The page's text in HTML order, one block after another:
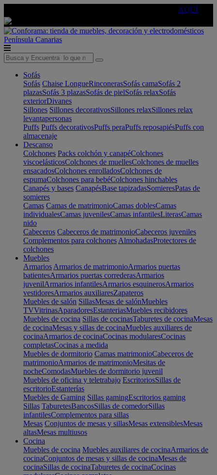
AQUÍ
Península Canarias
Sofás
Sofás Chaise LongueRinconerasSofás camaSofás 2
plazasSofás 3 plazasSofás de pielSofás relaxSofás
exteriorDivanes
Sillones Sillones decorativosSillones relaxSillones relax
levantapersonas
Puffs Puffs decorativosPuffs peraPuffs reposapiésPuffs con
almacenaje
Descanso
Colchones Packs colchón y canapéColchones
viscoelásticosColchones de muellesColchones de muelles
ensacadosColchones enrolladosColchones de
espumaColchones para bebéColchones hinchables
Canapés y bases CanapésBase tapizadasSomieresPatas de
somieres
Camas Camas de matrimonioCamas doblesCamas
individualesCamas juvenilesCamas infantilesLiterasCamas
nido
Cabeceros Cabeceros de matrimonioCabeceros juveniles
Complementos para colchones AlmohadasProtectores de
colchones
Muebles
Armarios Armarios de matrimonioArmarios puertas
batientesArmarios puertas correderasArmarios
juvenilArmarios infantilesArmarios esquinerosArmarios
vestidoresArmarios auxiliaresZapateros
Muebles de salón SillasMesas de salónMuebles
TVVitrinasAparadoresEstanteriasMuebles recibidores
Muebles de cocina Sillas de cocinasTaburetes de cocinaMesas
de cocinaMesas y sillas de cocinaMuebles auxiliares de
cocinaArmarios de cocinaCocinas modularesCocinas
completasCocinas a medida
Muebles de dormitorio Camas matrimonioCabeceros de
matrimonioArmarios de matrimonioMesitas de
nocheComodasMuebles de dormitorio juvenil
Muebles de oficina y teletrabajo EscritoriosSillas de
escritorioEstanterías
Muebles de Gaming Sillas gamingEscritorios gaming
Sillas TaburetesBancosSillas de comedorSillas
infantilesComplementos para sillas
Mesas Conjuntos de mesas y sillasMesas extensiblesMesas
altasMesas multiusos
Cocina
Muebles de cocina Muebles auxiliares de cocinaArmarios de
cocinaConjuntos de mesas y sillas de cocinaMesas de
cocinaSillas de cocinaTaburetes de cocinaCocinas